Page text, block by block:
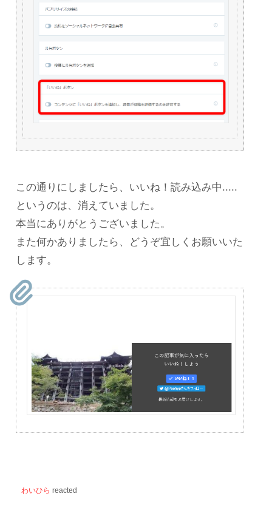
この通りにしましたら、いいね！読み込み中.....
というのは、消えていました。
本当にありがとうございました。
また何かありましたら、どうぞ宜しくお願いいた
します。
わいひら reacted